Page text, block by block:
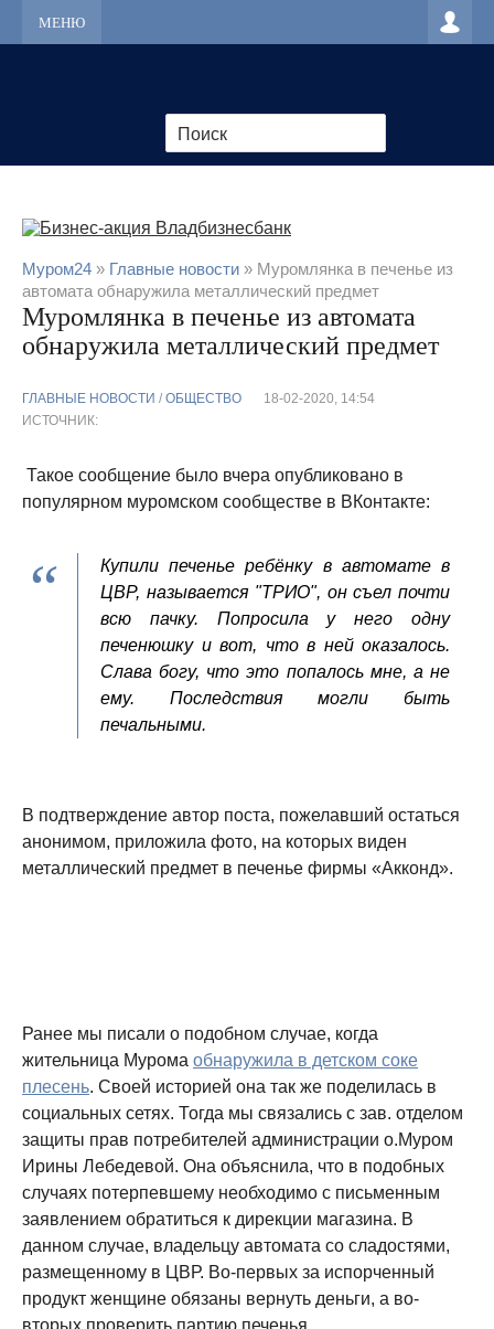
МЕНЮ
Муром24 » Главные новости » Муромлянка в печенье из
автомата обнаружила металлический предмет
Муромлянка в печенье из автомата
обнаружила металлический предмет
ГЛАВНЫЕ НОВОСТИ / ОБЩЕСТВО
18-02-2020, 14:54
ИСТОЧНИК:
Такое сообщение было вчера опубликовано в
популярном муромском сообществе в ВКонтакте:
Купили печенье ребёнку в автомате в
ЦВР, называется "ТРИО", он съел почти
всю пачку. Попросила у него одну
печенюшку и вот, что в ней оказалось.
Слава богу, что это попалось мне, а не
ему. Последствия могли быть
печальными.
В подтверждение автор поста, пожелавший остаться
анонимом, приложила фото, на которых виден
металлический предмет в печенье фирмы «Акконд».
Ранее мы писали о подобном случае, когда
жительница Мурома обнаружила в детском соке
плесень. Своей историей она так же поделилась в
социальных сетях. Тогда мы связались с зав. отделом
защиты прав потребителей администрации о.Муром
Ирины Лебедевой. Она объяснила, что в подобных
случаях потерпевшему необходимо с письменным
заявлением обратиться к дирекции магазина. В
данном случае, владельцу автомата со сладостями,
размещенному в ЦВР. Во-первых за испорченный
продукт женщине обязаны вернуть деньги, а во-
вторых проверить партию печенья.